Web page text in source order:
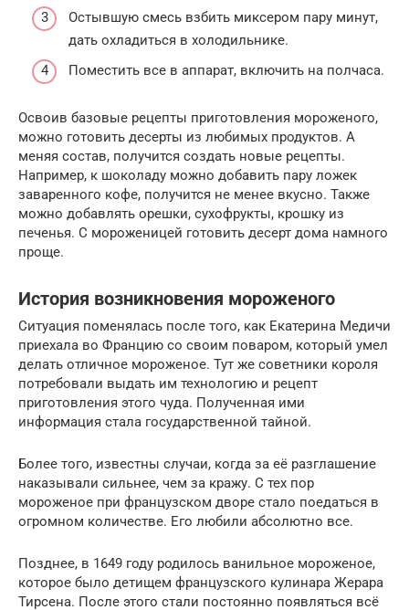
Остывшую смесь взбить миксером пару минут,
дать охладиться в холодильнике.
Поместить все в аппарат, включить на полчаса.
Освоив базовые рецепты приготовления мороженого,
можно готовить десерты из любимых продуктов. А
меняя состав, получится создать новые рецепты.
Например, к шоколаду можно добавить пару ложек
заваренного кофе, получится не менее вкусно. Также
можно добавлять орешки, сухофрукты, крошку из
печенья. С мороженицей готовить десерт дома намного
проще.
История возникновения мороженого
Ситуация поменялась после того, как Екатерина Медичи
приехала во Францию со своим поваром, который умел
делать отличное мороженое. Тут же советники короля
потребовали выдать им технологию и рецепт
приготовления этого чуда. Полученная ими
информация стала государственной тайной.
Более того, известны случаи, когда за её разглашение
наказывали сильнее, чем за кражу. С тех пор
мороженое при французском дворе стало поедаться в
огромном количестве. Его любили абсолютно все.
Позднее, в 1649 году родилось ванильное мороженое,
которое было детищем французского кулинара Жерара
Тирсена. После этого стали постоянно появляться всё